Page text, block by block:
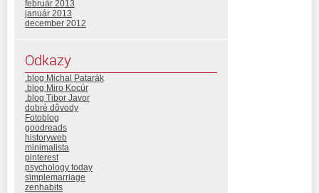
február 2013
január 2013
december 2012
Odkazy
.blog Michal Patarák
.blog Miro Kocúr
.blog Tibor Javor
dobré dôvody
Fotoblog
goodreads
historyweb
minimalista
pinterest
psychology today
simplemarriage
zenhabits